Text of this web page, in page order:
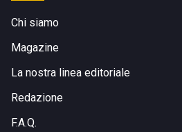
Chi siamo
Magazine
La nostra linea editoriale
Redazione
F.A.Q.